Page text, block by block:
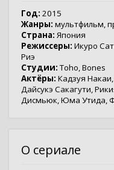
Год: 2015
Жанры: мультфильм,
Страна: Япония
Режиссеры: Икуро
Риэ
Студии: Toho,Bones
Актёры: Кадзуя Накаи,
Дайсукэ Сакагути,
Дисмьюк,Юма Утида,
О сериале